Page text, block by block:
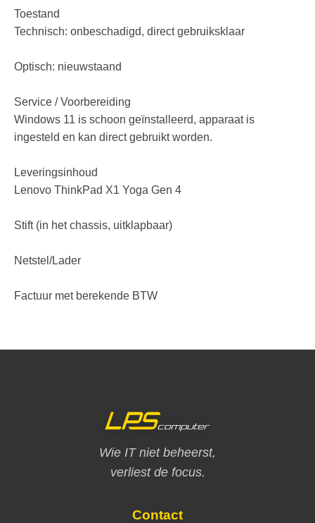
Toestand
Technisch: onbeschadigd, direct gebruiksklaar
Optisch: nieuwstaand
Service / Voorbereiding
Windows 11 is schoon geïnstalleerd, apparaat is
ingesteld en kan direct gebruikt worden.
Leveringsinhoud
Lenovo ThinkPad X1 Yoga Gen 4
Stift (in het chassis, uitklapbaar)
Netstel/Lader
Factuur met berekende BTW
Wie IT niet beheerst,
verliest de focus.
Contact